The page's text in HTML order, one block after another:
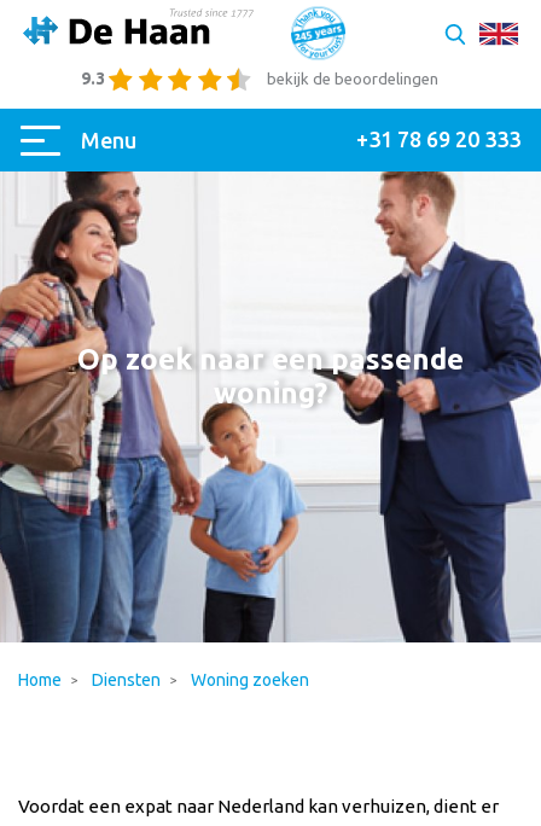
bekijk de beoordelingen
9.3
Menu +31 78 69 20 333
Op zoek naar een passende
woning?
Home Diensten Woning zoeken
Voordat een expat naar Nederland kan verhuizen, dient er